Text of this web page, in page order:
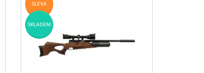
SLEVA
SKLADEM